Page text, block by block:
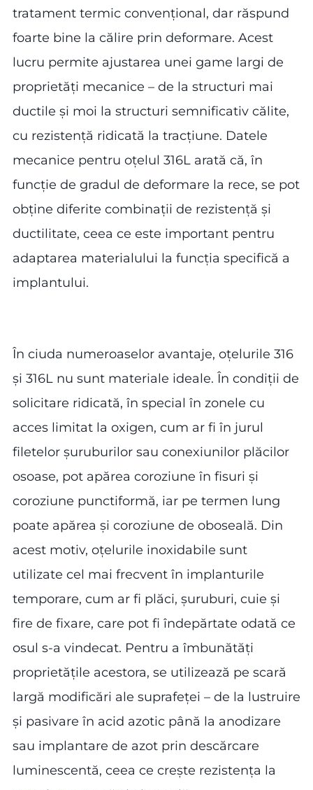
tratament termic convențional, dar răspund
foarte bine la călire prin deformare. Acest
lucru permite ajustarea unei game largi de
proprietăți mecanice – de la structuri mai
ductile și moi la structuri semnificativ călite,
cu rezistență ridicată la tracțiune. Datele
mecanice pentru oțelul 316L arată că, în
funcție de gradul de deformare la rece, se pot
obține diferite combinații de rezistență și
ductilitate, ceea ce este important pentru
adaptarea materialului la funcția specifică a
implantului.
În ciuda numeroaselor avantaje, oțelurile 316
și 316L nu sunt materiale ideale. În condiții de
solicitare ridicată, în special în zonele cu
acces limitat la oxigen, cum ar fi în jurul
filetelor șuruburilor sau conexiunilor plăcilor
osoase, pot apărea coroziune în fisuri și
coroziune punctiformă, iar pe termen lung
poate apărea și coroziune de oboseală. Din
acest motiv, oțelurile inoxidabile sunt
utilizate cel mai frecvent în implanturile
temporare, cum ar fi plăci, șuruburi, cuie și
fire de fixare, care pot fi îndepărtate odată ce
osul s-a vindecat. Pentru a îmbunătăți
proprietățile acestora, se utilizează pe scară
largă modificări ale suprafeței – de la lustruire
și pasivare în acid azotic până la anodizare
sau implantare de azot prin descărcare
luminescentă, ceea ce crește rezistența la